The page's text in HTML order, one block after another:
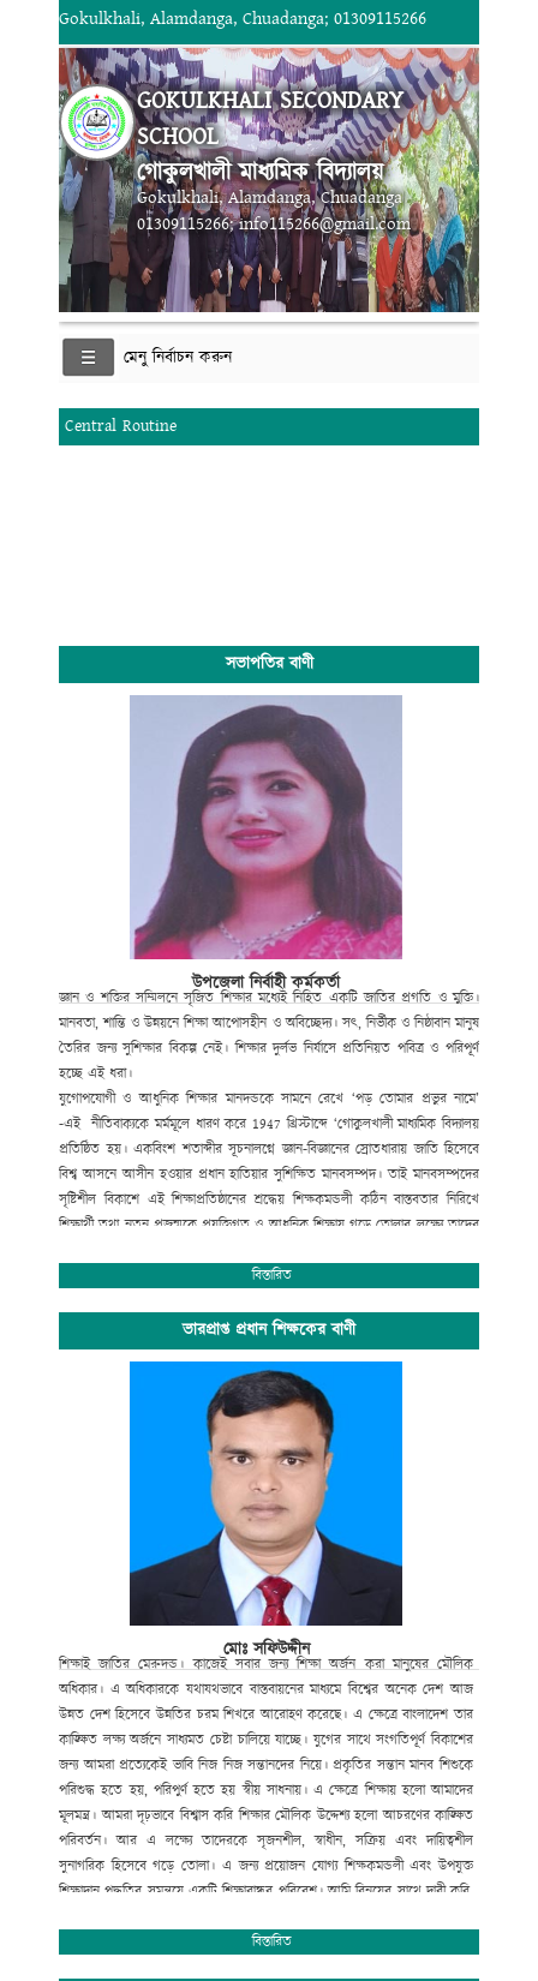
Gokulkhali, Alamdanga, Chuadanga; 01309115266
GOKULKHALI SECONDARY
SCHOOL
গোকুলখালী মাধ্যমিক বিদ্যালয়
Gokulkhali, Alamdanga, Chuadanga
01309115266; info115266@gmail.com
মেনু নির্বাচন করুন
Central Routine
সভাপতির বাণী
উপজেলা নির্বাহী কর্মকর্তা
জ্ঞান ও শক্তির সম্মিলনে সৃজিত শিক্ষার মধ্যেই নিহিত একটি জাতির প্রগতি ও মুক্তি।
মানবতা, শান্তি ও উন্নয়নে শিক্ষা আপোসহীন ও অবিচ্ছেদ্য। সৎ, নির্ভীক ও নিষ্ঠাবান মানুষ
তৈরির জন্য সুশিক্ষার বিকল্প নেই। শিক্ষার দুর্লভ নির্যাসে প্রতিনিয়ত পবিত্র ও পরিপূর্ণ
হচ্ছে এই ধরা।
যুগোপযোগী ও আধুনিক শিক্ষার মানদন্ডকে সামনে রেখে ‘পড় তোমার প্রভুর নামে’
-এই নীতিবাক্যকে মর্মমূলে ধারণ করে1947 খ্রিস্টাব্দে ‘গোকুলখালী মাধ্যমিক বিদ্যালয়
প্রতিষ্ঠিত হয়। একবিংশ শতাব্দীর সূচনালগ্নে জ্ঞান-বিজ্ঞানের স্রোতধারায় জাতি হিসেবে
বিশ্ব আসনে আসীন হওয়ার প্রধান হাতিয়ার সুশিক্ষিত মানবসম্পদ। তাই মানবসম্পদের
সৃষ্টিশীল বিকাশে এই শিক্ষাপ্রতিষ্ঠানের শ্রদ্ধেয় শিক্ষকমন্ডলী কঠিন বাস্তবতার নিরিখে
শিক্ষার্থী তথা নতুন প্রজন্মকে প্রযুক্তিগত ও আধুনিক শিক্ষায় গড়ে তোলার লক্ষ্যে তাদের
অপ্রতিরোধ্য অগ্রযাত্রায় এগিয়ে যাচ্ছে বাংলাদেশের শিক্ষা ব্যবস্থা। বিদ্যালয়ে গতানুগতিক
শিক্ষার্থীদের উৎসাহ প্রদানেও উক্ত শিক্ষাপ্রতিষ্ঠান বদ্ধপরিকর।
সাংস্কৃতিক বিকাশ, প্রগতিশীল চিন্তা, শৃঙ্খলা, নিরাপত্তা ও নিরবচ্ছিন্ন শান্তির মূল্যবোধকে
ধারণ করে আমাদের এই স্বাপ্নিক যাত্রায় সকল শিক্ষক, শিক্ষার্থী, অভিভাবক ও
গুণিজনসহ সংশ্লিষ্ট সকলের ঐকান্তিক সহযোগিতা প্রত্যাশা করছি। এই শিক্ষা প্রতিষ্ঠানের
সর্বাঙ্গীন উন্নতি ও ভবিষ্যৎ পরিকল্পনা রুপায়নে গঠনমূলক সমালোচনাসহ আপনাদের
মূল্যবান পরামর্শ ও সহযোগিতা আমাদের কাম্য।
গোকুলখালী মাধ্যমিক বিদ্যালয়
আলমডাঙ্গা, চুয়াডাঙ্গা।
বিস্তারিত
ভারপ্রাপ্ত প্রধান শিক্ষকের বাণী
মোঃ সফিউদ্দীন
শিক্ষাই জাতির মেরুদন্ড। কাজেই সবার জন্য শিক্ষা অর্জন করা মানুষের মৌলিক
অধিকার। এ অধিকারকে যথাযথভাবে বাস্তবায়নের মাধ্যমে বিশ্বের অনেক দেশ আজ
উন্নত দেশ হিসেবে উন্নতির চরম শিখরে আরোহণ করেছে। এ ক্ষেত্রে বাংলাদেশ তার
কাঙ্ক্ষিত লক্ষ্য অর্জনে সাধ্যমত চেষ্টা চালিয়ে যাচ্ছে। যুগের সাথে সংগতিপূর্ণ বিকাশের
জন্য আমরা প্রত্যেকেই ভাবি নিজ নিজ সন্তানদের নিয়ে। প্রকৃতির সন্তান মানব শিশুকে
পরিশুদ্ধ হতে হয়, পরিপুর্ণ হতে হয় স্বীয় সাধনায়। এ ক্ষেত্রে শিক্ষায় হলো আমাদের
মূলমন্ত্র। আমরা দৃঢ়ভাবে বিশ্বাস করি শিক্ষার মৌলিক উদ্দেশ্য হলো আচরণের কাঙ্ক্ষিত
পরিবর্তন। আর এ লক্ষ্যে তাদেরকে সৃজনশীল,স্বাধীন,সক্রিয় এবং দায়িত্বশীল
সুনাগরিক হিসেবে গড়ে তোলা। এ জন্য প্রয়োজন যোগ্য শিক্ষকমন্ডলী এবং উপযুক্ত
শিক্ষাদান পদ্ধতির সমন্বয়ে একটি শিক্ষাবান্ধব পরিবেশ। আমি বিনয়ের সাথে দাবী করি,
প্রতিষ্ঠানটিতে
বিস্তারিত